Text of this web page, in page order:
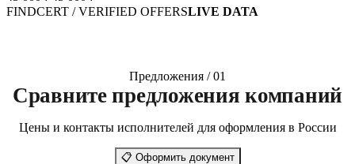
FINDCERT / VERIFIED OFFERSLIVE DATA
Предложения / 01
Сравните предложения компаний
Цены и контакты исполнителей для оформления в России
📋 Оформить документ